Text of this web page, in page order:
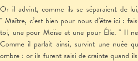
Or il advint, comme ils se séparaient de
" Maître, c’est bien pour nous d’être ici :
toi, une pour Moïse et une pour Élie. " Il ne
Comme il parlait ainsi, survint une nuée
ombre : or ils furent saisi de crainte quand